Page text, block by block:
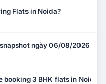
Flats in Noida?
ngày 06/08/2026
3 BHK flats in Noida?